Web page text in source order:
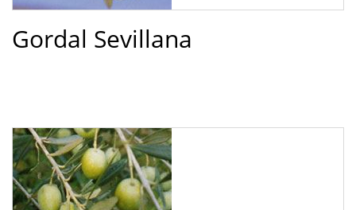
Gordal Sevillana